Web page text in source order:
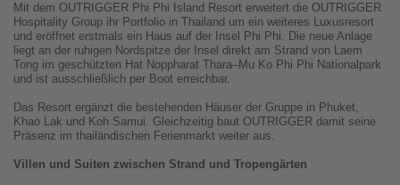
Mit dem OUTRIGGER Phi Phi Island Resort erweitert die OUTRIGGER
Hospitality Group ihr Portfolio in Thailand um ein weiteres Luxusresort
und eröffnet erstmals ein Haus auf der Insel Phi Phi. Die neue Anlage
liegt an der ruhigen Nordspitze der Insel direkt am Strand von Laem
Tong im geschützten Hat Noppharat Thara–Mu Ko Phi Phi Nationalpark
und ist ausschließlich per Boot erreichbar.
Das Resort ergänzt die bestehenden Häuser der Gruppe in Phuket,
Khao Lak und Koh Samui. Gleichzeitig baut OUTRIGGER damit seine
Präsenz im thailändischen Ferienmarkt weiter aus.
Villen und Suiten zwischen Strand und Tropengärten